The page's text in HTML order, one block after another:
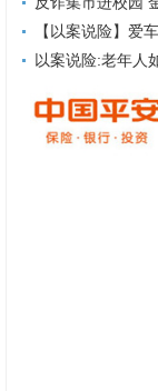
【以案说险】爱
以案说险:老年人